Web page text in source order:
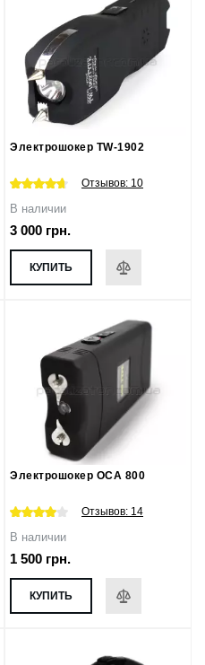
Электрошокер TW-1902
Отзывов: 10
В наличии
3 000 грн.
КУПИТЬ
Электрошокер ОСА 800
Отзывов: 14
В наличии
1 500 грн.
КУПИТЬ